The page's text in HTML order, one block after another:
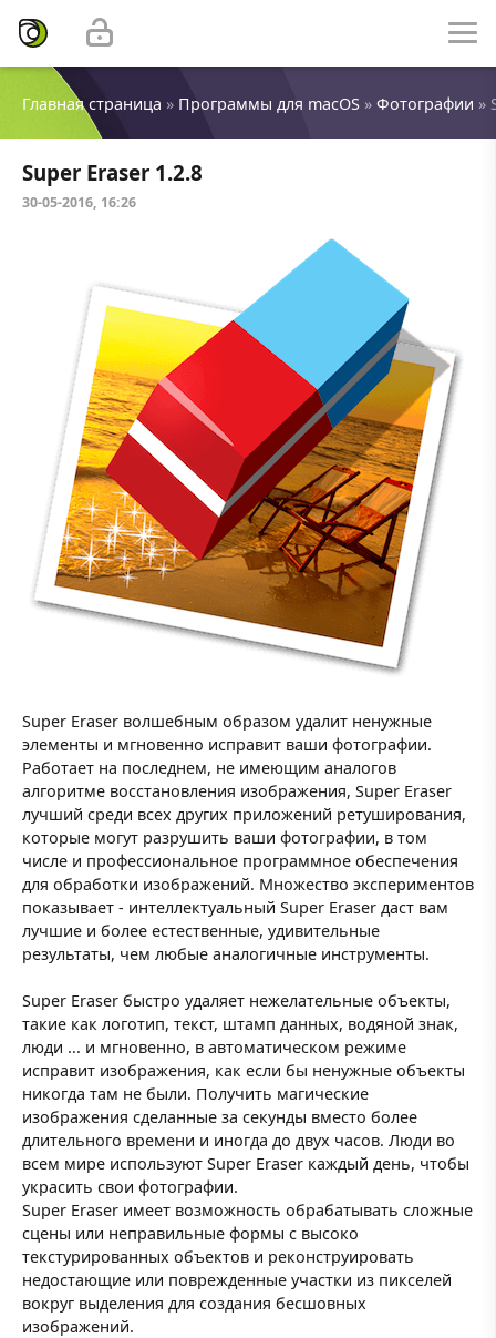
Главная страница » Программы для macOS » Фотографии »
Super Eraser 1.2.8
30-05-2016, 16:26
Super Eraser волшебным образом удалит ненужные
элементы и мгновенно исправит ваши фотографии.
Работает на последнем, не имеющим аналогов
алгоритме восстановления изображения, Super Eraser
лучший среди всех других приложений ретуширования,
которые могут разрушить ваши фотографии, в том
числе и профессиональное программное обеспечения
для обработки изображений. Множество экспериментов
показывает - интеллектуальный Super Eraser даст вам
лучшие и более естественные, удивительные
результаты, чем любые аналогичные инструменты.
Super Eraser быстро удаляет нежелательные объекты,
такие как логотип, текст, штамп данных, водяной знак,
люди ... и мгновенно, в автоматическом режиме
исправит изображения, как если бы ненужные объекты
никогда там не были. Получить магические
изображения сделанные за секунды вместо более
длительного времени и иногда до двух часов. Люди во
всем мире используют Super Eraser каждый день, чтобы
украсить свои фотографии.
Super Eraser имеет возможность обрабатывать сложные
сцены или неправильные формы с высоко
текстурированных объектов и реконструировать
недостающие или поврежденные участки из пикселей
вокруг выделения для создания бесшовных
изображений.